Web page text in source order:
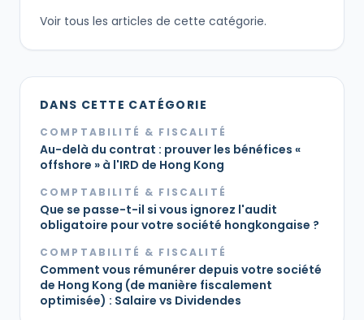
Voir tous les articles de cette catégorie.
DANS CETTE CATÉGORIE
COMPTABILITÉ & FISCALITÉ
Au-delà du contrat : prouver les bénéfices «
offshore » à l'IRD de Hong Kong
COMPTABILITÉ & FISCALITÉ
Que se passe-t-il si vous ignorez l'audit
obligatoire pour votre société hongkongaise ?
COMPTABILITÉ & FISCALITÉ
Comment vous rémunérer depuis votre société
de Hong Kong (de manière fiscalement
optimisée) : Salaire vs Dividendes